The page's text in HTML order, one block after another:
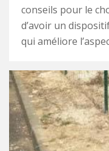
conseils pour le
d’avoir un
qui améliore